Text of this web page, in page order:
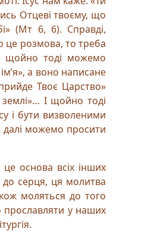
Отцеві твоєму, що
(Мт 6, 6). Справді,
це розмова, то треба
щойно тоді можемо
а воно написане
Твоє Царство»
І щойно тоді
і бути визволеними
далі можемо просити
це основа всіх інших
до серця, ця молитва
моляться до того
у наших